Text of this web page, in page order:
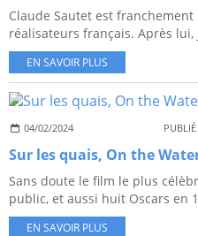
Claude Sautet est
réalisateurs français. Après lui,
EN SAVOIR PLUS
04/02/2024
Sur les quais, On the
Sans doute le film le plus
public, et aussi huit Oscars en
EN SAVOIR PLUS